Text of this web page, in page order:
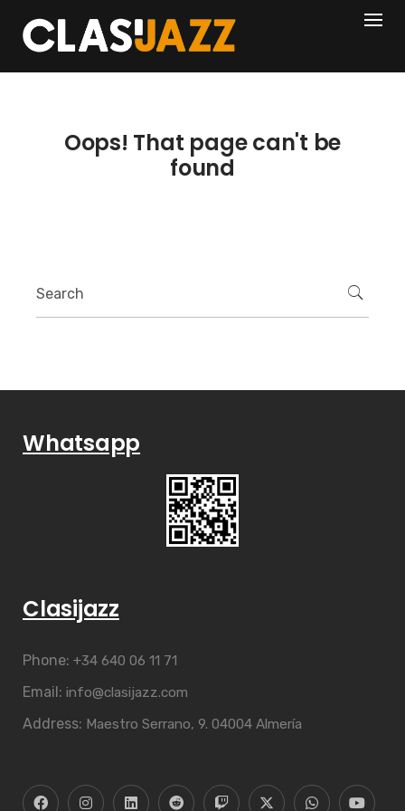
content
404
Oops! That page can't be
found
Whatsapp
Clasijazz
Phone: +34 640 06 11 71
Email: info@clasijazz.com
Address: Maestro Serrano, 9. 04004 Almería